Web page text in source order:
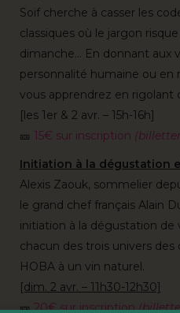
Soif cherche à casser les
classiques où le jargon
dimanche… En donnant aux
personnalité humaine ou en
vous apprendrez en rigolant
[les 1er & 2 avr. – 15h-16h]
🎫 15€ sur inscription
Initiation à la dégustation
Alexis Zaouk, sommelier
le grand chef français Alain
initiation à la dégustation de
chacun des trois univers
HOBA à un vin naturel.
[dim. 2 avr. – 11h30-12h30]
🎫20€ sur inscription